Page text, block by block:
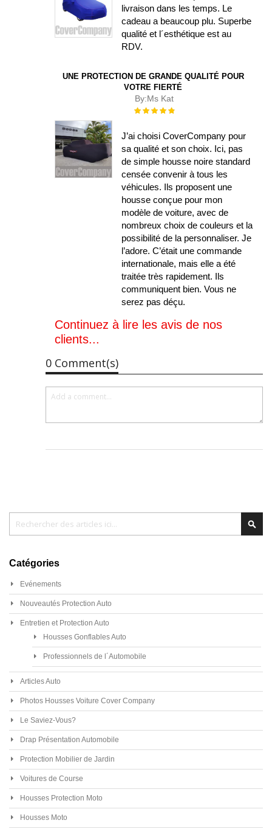
livraison dans les temps. Le
cadeau a beaucoup plu. Superbe
qualité et l´esthétique est au
RDV.
UNE PROTECTION DE GRANDE QUALITÉ POUR
VOTRE FIERTÉ
By:Ms Kat
Évaluation :
J’ai choisi CoverCompany pour
sa qualité et son choix. Ici, pas
de simple housse noire standard
censée convenir à tous les
véhicules. Ils proposent une
housse conçue pour mon
modèle de voiture, avec de
nombreux choix de couleurs et la
possibilité de la personnaliser. Je
l’adore. C’était une commande
internationale, mais elle a été
traitée très rapidement. Ils
communiquent bien. Vous ne
serez pas déçu.
Continuez à lire les avis de nos
clients...
0 Comment(s)
Catégories
Evénements
Nouveautés Protection Auto
Entretien et Protection Auto
Housses Gonflables Auto
Professionnels de l´Automobile
Articles Auto
Photos Housses Voiture Cover Company
Le Saviez-Vous?
Drap Présentation Automobile
Protection Mobilier de Jardin
Voitures de Course
Housses Protection Moto
Housses Moto